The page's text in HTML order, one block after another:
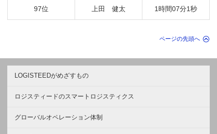
97位 上田 健太 1時間07分1秒
ページの先頭へ
LOGISTEEDがめざすもの
ロジスティードのスマートロジスティクス
グローバルオペレーション体制